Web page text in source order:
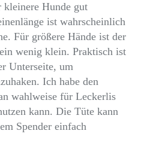
Hunde gut
ist wahrscheinlich
Für größere Hände ist der
wenig klein. Praktisch ist
Unterseite, um
Ich habe den
wahlweise für Leckerlis
kann. Die Tüte kann
Spender einfach